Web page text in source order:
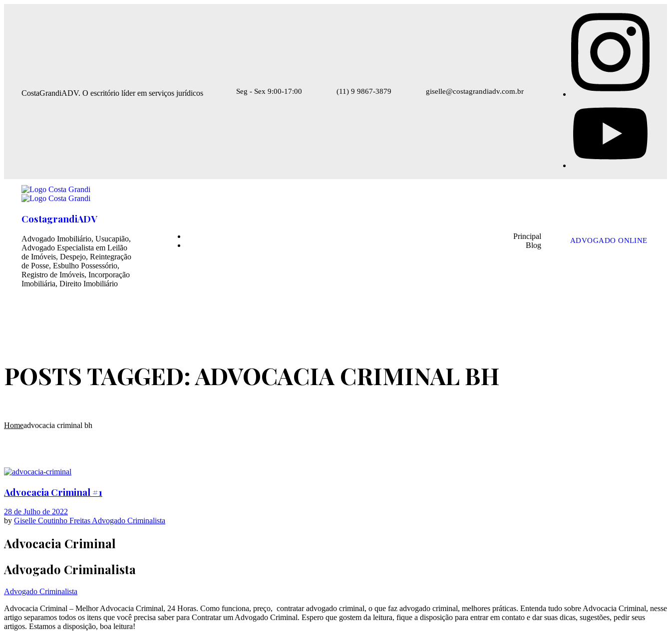
CostaGrandiADV. O escritório líder em serviços jurídicos Seg - Sex 9:00-17:00 (11) 9 9867-3879 giselle@costagrandiadv.com.br
CostagrandiADV
Advogado Imobiliário, Usucapião,
Advogado Especialista em Leilão
de Imóveis, Despejo, Reintegração
de Posse, Esbulho Possessório,
Registro de Imóveis, Incorporação
Imobiliária, Direito Imobiliário
Principal
Blog
ADVOGADO ONLINE
Homeadvocacia criminal bh
POSTS TAGGED: ADVOCACIA CRIMINAL BH
Advocacia Criminal #1
28 de Julho de 2022
by Giselle Coutinho Freitas Advogado Criminalista
Advocacia Criminal
Advogado Criminalista
Advogado Criminalista
Advocacia Criminal – MelhorAdvocacia Criminal, 24 Horas. Como funciona, preço, contratar advogado criminal, o que faz advogado criminal, melhores práticas. Entenda tudo sobre Advocacia Criminal, nesse
artigo separamos todos os itens que você precisa saber para Contratar um Advogado Criminal. Espero que gostem da leitura, fique a disposição para entrar em contato e dar suas dicas, sugestões, pedir seus
artigos. Estamos a disposição, boa leitura!